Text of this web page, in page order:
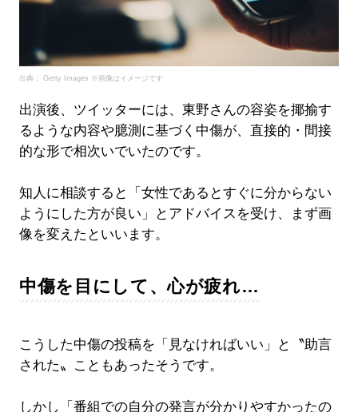
出典： Getty Images ※画像はイメージです
出演後、ツイッターには、東野さんの容姿を揶揄す
るような内容や臆測に基づく中傷が、直接的・間接
的な形で相次いでいたのです。
知人に相談すると「女性であるとすぐに分からない
ようにした方が良い」とアドバイスを受け、まず画
像を変えたといいます。
中傷を目にして、心が疲れ…
こうした中傷の投稿を「見なければいい」と〝助言
された〟こともあったそうです。
しかし「番組での自分の発言が分かりやすかったの